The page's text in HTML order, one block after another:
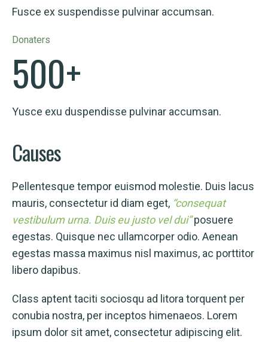
Fusce ex suspendisse pulvinar accumsan.
Donaters
500+
Yusce exu duspendisse pulvinar accumsan.
Causes
Pellentesque tempor euismod molestie. Duis lacus
mauris, consectetur id diam eget, “consequat
vestibulum urna. Duis eu justo vel dui”posuere
egestas. Quisque nec ullamcorper odio. Aenean
egestas massa maximus nisl maximus, ac porttitor
libero dapibus.
Class aptent taciti sociosqu ad litora torquent per
conubia nostra, per inceptos himenaeos. Lorem
ipsum dolor sit amet, consectetur adipiscing elit.